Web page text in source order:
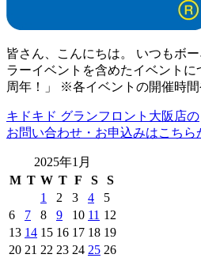
皆さん、こんにちは。 いつもボ
ラーイベントを含めたイベント
周年！」 ※各イベントの開催時
キドキド グランフロント大阪店の
お問い合わせ・お申込みはこちら
2025年1月
M T W T F S
S
1
2 3 4
5
6
7 8 9 10 11 12
13 14 15 16 17 18 19
20 21 22 23 24 25 26